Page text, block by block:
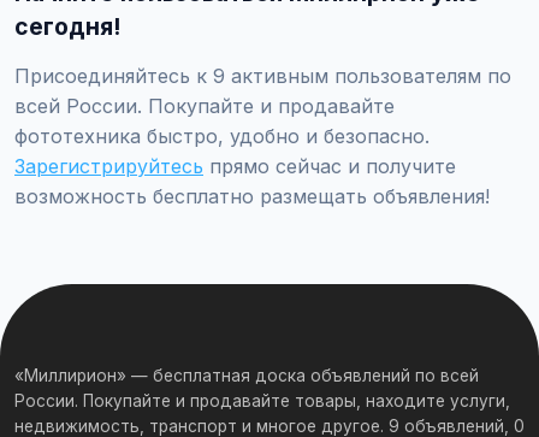
сегодня!
Присоединяйтесь к 9 активным пользователям по
всей России. Покупайте и продавайте
фототехника быстро, удобно и безопасно.
Зарегистрируйтесь прямо сейчас и получите
возможность бесплатно размещать объявления!
«Миллирион» — бесплатная доска объявлений по всей
России. Покупайте и продавайте товары, находите услуги,
недвижимость, транспорт и многое другое. 9 объявлений, 0